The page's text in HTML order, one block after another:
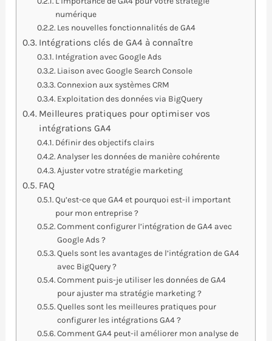
numérique
Les nouvelles fonctionnalités de GA4
Intégrations clés de GA4 à connaître
Intégration avec Google Ads
Liaison avec Google Search Console
Connexion aux systèmes CRM
Exploitation des données via BigQuery
Meilleures pratiques pour optimiser vos
intégrations GA4
Définir des objectifs clairs
Analyser les données de manière cohérente
Ajuster votre stratégie marketing
FAQ
Qu’est-ce que GA4 et pourquoi est-il important
pour mon entreprise ?
Comment configurer l’intégration de GA4 avec
Google Ads ?
Quels sont les avantages de l’intégration de GA4
avec BigQuery ?
Comment puis-je utiliser les données de GA4
pour ajuster ma stratégie marketing ?
Quelles sont les meilleures pratiques pour
configurer les intégrations GA4 ?
Comment GA4 peut-il améliorer mon analyse de